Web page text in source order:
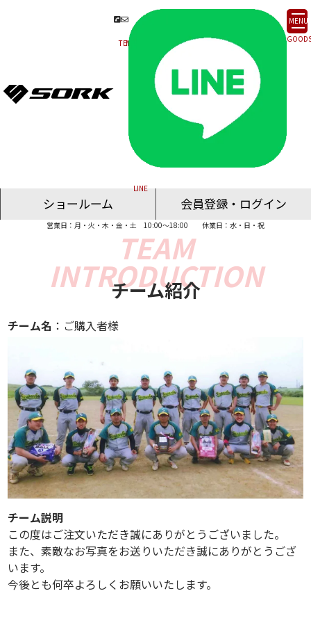
MENU
ショールーム
東京ショールーム
名古屋ショールーム
大阪ショールーム
福岡ショールーム
会員登録・ログイン
営業日：月・火・木・金・土 10:00～18:00 休業日：水・日・祝
チーム紹介
チーム名 ：ご購入者様
チーム説明
この度はご注文いただき誠にありがとうございました。
また、素敵なお写真をお送りいただき誠にありがとうござ
います。
今後とも何卒よろしくお願いいたします。